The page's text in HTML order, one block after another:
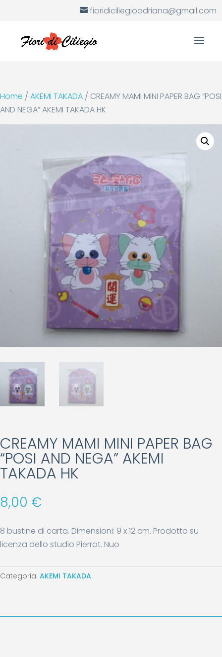
fioridiciliegioadriana@gmail.com
Home / AKEMI TAKADA / CREAMY MAMI MINI PAPER BAG “POSI
AND NEGA” AKEMI TAKADA HK
CREAMY MAMI MINI PAPER BAG
“POSI AND NEGA” AKEMI
TAKADA HK
8,00 €
8 bustine di carta. Dimensioni: 9 x 12 cm. Prodotto su
licenza dello studio Pierrot. Nuo
Categoria: AKEMI TAKADA